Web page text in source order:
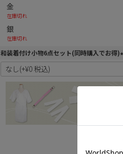
金
在庫切れ
銀
在庫切れ
和装着付け小物6点セット(同時購入でお得)
(